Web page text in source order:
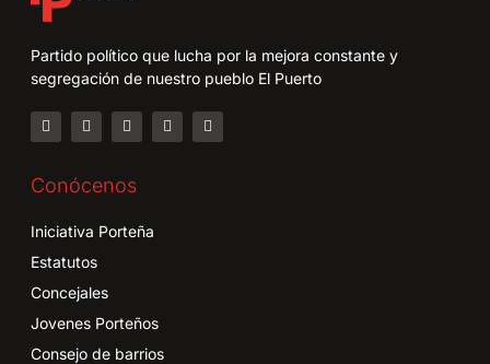
Partido político que lucha por la mejora constante y
segregación de nuestro pueblo El Puerto
Conócenos
Iniciativa Porteña
Estatutos
Concejales
Jovenes Porteños
Consejo de barrios